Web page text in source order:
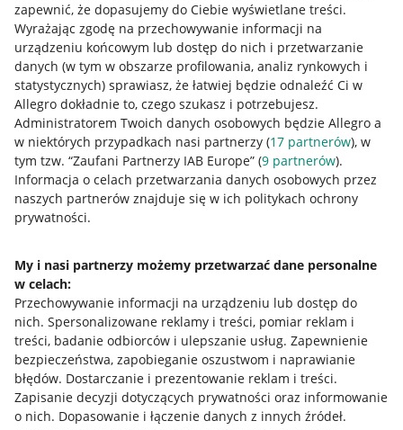
zapewnić, że dopasujemy do Ciebie wyświetlane treści.
Wyrażając zgodę na przechowywanie informacji na
urządzeniu końcowym lub dostęp do nich i przetwarzanie
danych (w tym w obszarze profilowania, analiz rynkowych i
statystycznych) sprawiasz, że łatwiej będzie odnaleźć Ci w
Allegro dokładnie to, czego szukasz i potrzebujesz.
Administratorem Twoich danych osobowych będzie Allegro a
w niektórych przypadkach nasi partnerzy (17 partnerów), w
tym tzw. “Zaufani Partnerzy IAB Europe” (9 partnerów).
Informacja o celach przetwarzania danych osobowych przez
naszych partnerów znajduje się w ich politykach ochrony
prywatności.
My i nasi partnerzy możemy przetwarzać dane personalne
w celach:
Przechowywanie informacji na urządzeniu lub dostęp do
nich. Spersonalizowane reklamy i treści, pomiar reklam i
treści, badanie odbiorców i ulepszanie usług. Zapewnienie
bezpieczeństwa, zapobieganie oszustwom i naprawianie
błędów. Dostarczanie i prezentowanie reklam i treści.
Zapisanie decyzji dotyczących prywatności oraz informowanie
o nich. Dopasowanie i łączenie danych z innych źródeł.
Przydatne informacje
Jak to działa
Allegro Gadane dla sprzedających
Allegro Gadane dla kupujących
Mapa miejscowości
Informacje prawne